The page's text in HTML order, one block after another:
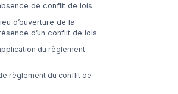
de conflit de lois
d’ouverture de la
d’un conflit de lois
du règlement
règlement du conflit de